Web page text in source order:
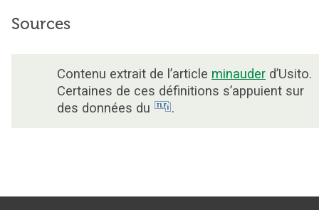
Sources
Contenu extrait de l’article minauder d’Usito.
Certaines de ces définitions s’appuient sur
des données du
.